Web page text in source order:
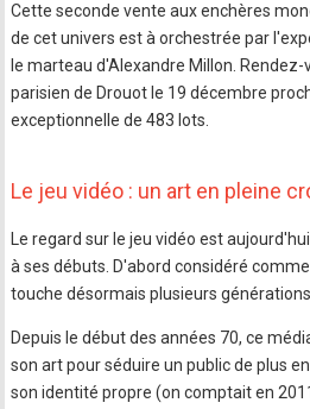
Cette seconde vente aux enchères
de cet univers est à orchestrée par
le marteau d'Alexandre Millon.
parisien de Drouot le 19 décembre
exceptionnelle de 483 lots.
Le jeu vidéo : un art en pleine
Le regard sur le jeu vidéo est
à ses débuts. D'abord considéré
touche désormais plusieurs générations.
Depuis le début des années 70, ce
son art pour séduire un public de plus
son identité propre (on comptait en